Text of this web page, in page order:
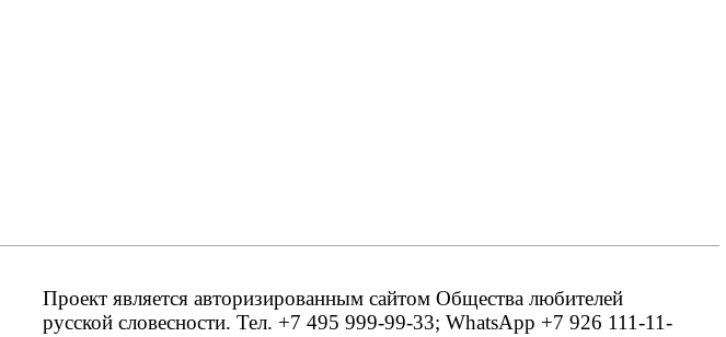
Проект является авторизированным сайтом Общества любителей
русской словесности. Тел. +7 495 999-99-33; WhatsApp +7 926 111-11-